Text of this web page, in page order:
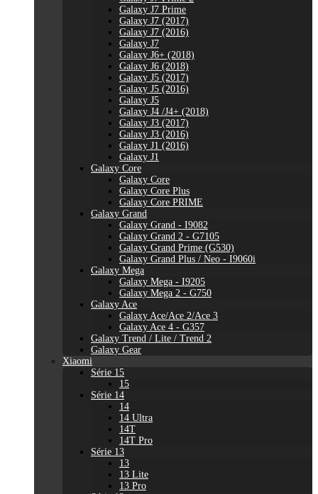
Galaxy J7 Prime
Galaxy J7 (2017)
Galaxy J7 (2016)
Galaxy J7
Galaxy J6+ (2018)
Galaxy J6 (2018)
Galaxy J5 (2017)
Galaxy J5 (2016)
Galaxy J5
Galaxy J4 /J4+ (2018)
Galaxy J3 (2017)
Galaxy J3 (2016)
Galaxy J1 (2016)
Galaxy J1
Galaxy Core
Galaxy Core
Galaxy Core Plus
Galaxy Core PRIME
Galaxy Grand
Galaxy Grand - I9082
Galaxy Grand 2 - G7105
Galaxy Grand Prime (G530)
Galaxy Grand Plus / Neo - I9060i
Galaxy Mega
Galaxy Mega - I9205
Galaxy Mega 2 - G750
Galaxy Ace
Galaxy Ace/Ace 2/Ace 3
Galaxy Ace 4 - G357
Galaxy Trend / Lite / Trend 2
Galaxy Gear
Xiaomi
Série 15
15
Série 14
14
14 Ultra
14T
14T Pro
Série 13
13
13 Lite
13 Pro